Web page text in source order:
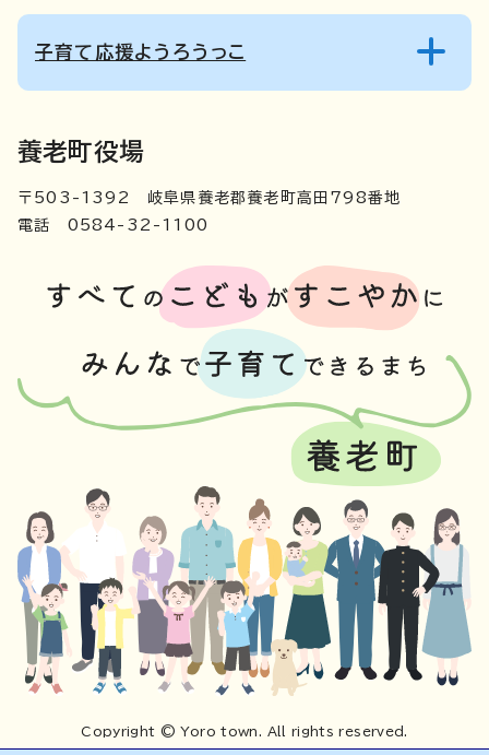
子育て応援ようろうっこ
養老町役場
〒503-1392 岐阜県養老郡養老町高田798番地
電話 0584-32-1100
Copyright © Yoro town. All rights reserved.